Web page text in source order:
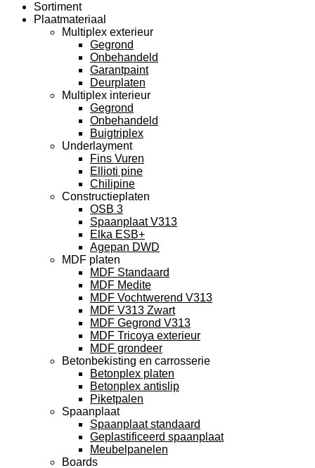
Sortiment
Plaatmateriaal
Multiplex exterieur
Gegrond
Onbehandeld
Garantpaint
Deurplaten
Multiplex interieur
Gegrond
Onbehandeld
Buigtriplex
Underlayment
Fins Vuren
Ellioti pine
Chilipine
Constructieplaten
OSB 3
Spaanplaat V313
Elka ESB+
Agepan DWD
MDF platen
MDF Standaard
MDF Medite
MDF Vochtwerend V313
MDF V313 Zwart
MDF Gegrond V313
MDF Tricoya exterieur
MDF grondeer
Betonbekisting en carrosserie
Betonplex platen
Betonplex antislip
Piketpalen
Spaanplaat
Spaanplaat standaard
Geplastificeerd spaanplaat
Meubelpanelen
Boards